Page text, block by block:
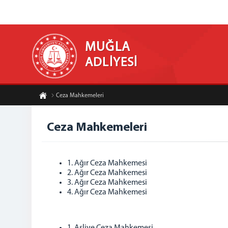
MUĞLA
ADLİYESİ
Ceza Mahkemeleri
Ceza Mahkemeleri
1. Ağır Ceza Mahkemesi
2. Ağır Ceza Mahkemesi
3. Ağır Ceza Mahkemesi
4. Ağır Ceza Mahkemesi